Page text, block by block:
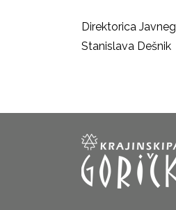
Direktorica
Stanislava Dešnik